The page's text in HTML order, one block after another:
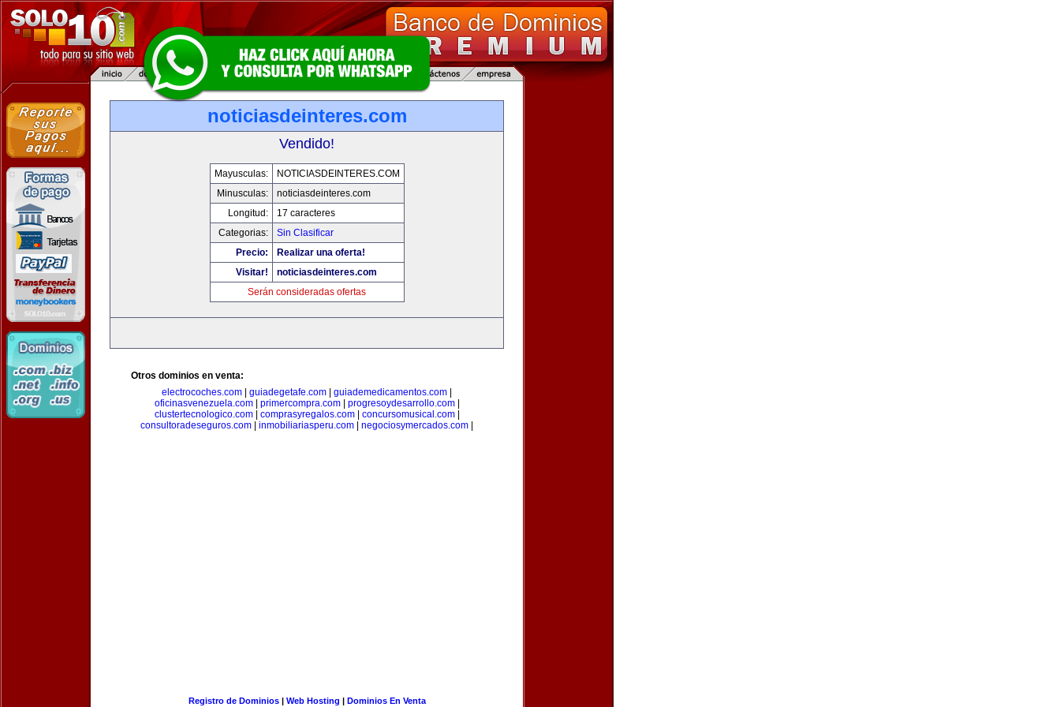
noticiasdeinteres.com
Vendido!
Mayusculas:
NOTICIASDEINTERES.COM
Minusculas:
noticiasdeinteres.com
Longitud:
17 caracteres
Categorias:
Sin Clasificar
Precio:
Realizar una oferta!
Visitar!
noticiasdeinteres.com
Serán consideradas ofertas
Otros dominios en venta:
electrocoches.com
guiadegetafe.com guiademedicamentos.com
oficinasvenezuela.com| primercompra.com| progresoydesarrollo.com|
clustertecnologico.com| comprasyregalos.com| concursomusical.com|
consultoradeseguros.com
inmobiliariasperu.com negociosymercados.com
Registro de Dominios| Web Hosting | Dominios En Venta